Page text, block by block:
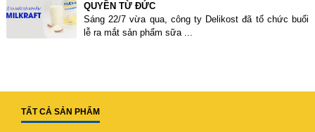
QUYỀN TỪ ĐỨC
Sáng 22/7 vừa qua, công ty Delikost đã tổ chức buổi
lễ ra mắt sản phẩm sữa ...
TẤT CẢ SẢN PHẨM